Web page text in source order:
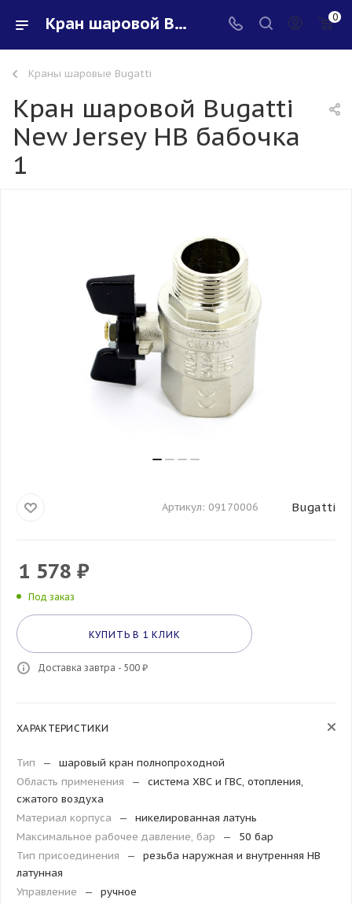
Кран шаровой Bugatti New Jersey НВ бабочка 1 - купить в интернет-магазине Santeh-svar 0
Краны шаровые Bugatti
Кран шаровой Bugatti
New Jersey НВ бабочка
1
Артикул: 09170006 Bugatti
1 578 ₽
Под заказ
КУПИТЬ В 1 КЛИК
Доставка завтра - 500 ₽
ХАРАКТЕРИСТИКИ
Тип —
шаровый кран полнопроходной
Область применения
—
система ХВС и ГВС, отопления,
сжатого воздуха
Материал корпуса
—
никелированная латунь
Максимальное рабочее давление, бар
—
50 бар
Тип присоединения
—
резьба наружная и внутренняя HB
латунная
Управление
— ручное